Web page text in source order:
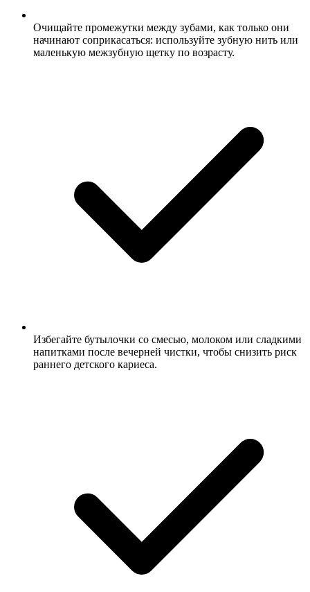
Очищайте промежутки между зубами, как только они
начинают соприкасаться: используйте зубную нить или
маленькую межзубную щетку по возрасту.
Избегайте бутылочки со смесью, молоком или сладкими
напитками после вечерней чистки, чтобы снизить риск
раннего детского кариеса.